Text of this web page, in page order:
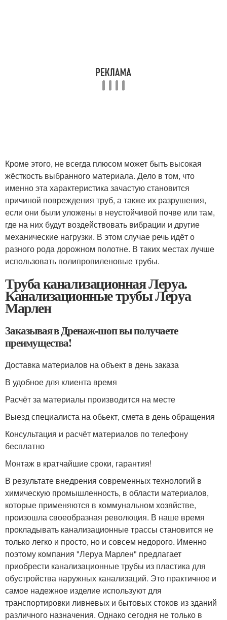
Кроме этого, не всегда плюсом может быть высокая
жёсткость выбранного материала. Дело в том, что
именно эта характеристика зачастую становится
причиной повреждения труб, а также их разрушения,
если они были уложены в неустойчивой почве или там,
где на них будут воздействовать вибрации и другие
механические нагрузки. В этом случае речь идёт о
разного рода дорожном полотне. В таких местах лучше
использовать полипропиленовые трубы.
Труба канализационная Леруа.
Канализационные трубы Леруа
Марлен
Заказывая в Дренаж-шоп вы получаете
преимущества!
Доставка материалов на объект в день заказа
В удобное для клиента время
Расчёт за материалы производится на месте
Выезд специалиста на обьект, смета в день обращения
Консультация и расчёт материалов по телефону
бесплатно
Монтаж в кратчайшие сроки, гарантия!
В результате внедрения современных технологий в
химическую промышленность, в области материалов,
которые применяются в коммунальном хозяйстве,
произошла своеобразная революция. В наше время
прокладывать канализационные трассы становится не
только легко и просто, но и совсем недорого. Именно
поэтому компания "Леруа Марлен" предлагает
приобрести канализационные трубы из пластика для
обустройства наружных канализаций. Это практичное и
самое надежное изделие используют для
транспортировки ливневых и бытовых стоков из зданий
различного назначения. Однако сегодня не только в